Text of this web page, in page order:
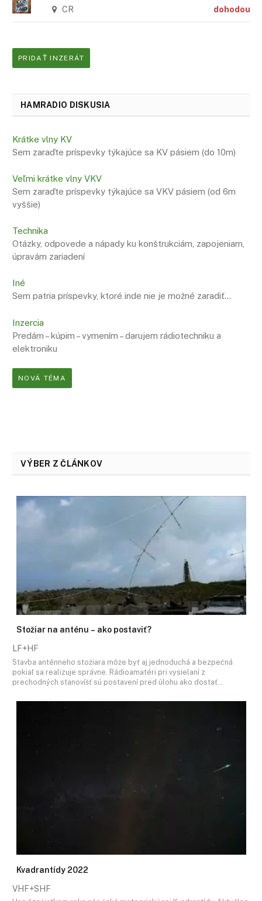
CR dohodou
PRIDAŤ INZERÁT
HAMRADIO DISKUSIA
Krátke vlny KV
Sem zaraďte príspevky týkajúce sa KV pásiem (do 10m)
Veľmi krátke vlny VKV
Sem zaraďte príspevky týkajúce sa VKV pásiem (od 6m
vyššie)
Technika
Otázky, odpovede a nápady ku konštrukciám, zapojeniam,
úpravám zariadení
Iné
Sem patria príspevky, ktoré inde nie je možné zaradiť…
Inzercia
Predám – kúpim – vymením – darujem rádiotechniku a
elektroniku
NOVÁ TÉMA
VÝBER Z ČLÁNKOV
Stožiar na anténu – ako postaviť?
LF+HF
Stavba anténneho stožiara môže byť aj jednoduchá a bezpečná
pokiaľ sa realizuje správne. Rádioamatéri pri vysielaní z
prechodných stanovíšť sú postavení pred úlohu ako dostať…
Kvadrantídy 2022
VHF+SHF